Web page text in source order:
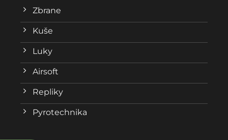
Zbrane
Kuše
Luky
Airsoft
Repliky
Pyrotechnika